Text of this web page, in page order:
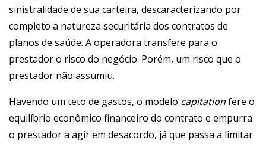
sinistralidade de sua carteira, descaracterizando por
completo a natureza securitária dos contratos de
planos de saúde. A operadora transfere para o
prestador o risco do negócio. Porém, um risco que o
prestador não assumiu.
Havendo um teto de gastos, o modelo capitationfere o
equilíbrio econômico financeiro do contrato e empurra
o prestador a agir em desacordo, já que passa a limitar